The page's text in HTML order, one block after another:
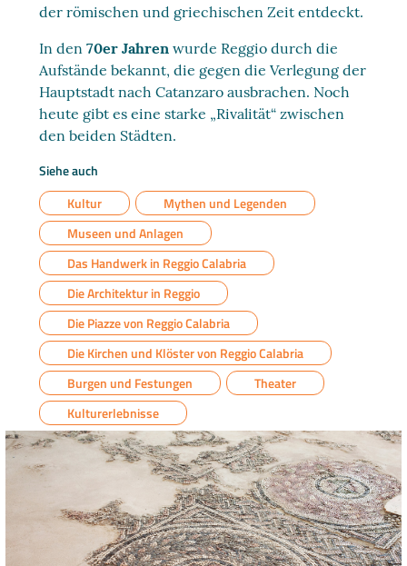
der römischen und griechischen Zeit entdeckt.
In den70er Jahren wurde Reggio durch die
Aufstände bekannt, die gegen die Verlegung der
Hauptstadt nach Catanzaro ausbrachen. Noch
heute gibt es eine starke „Rivalität“ zwischen
den beiden Städten.
Siehe auch
Kultur
Mythen und Legenden
Museen und Anlagen
Das Handwerk in Reggio Calabria
Die Architektur in Reggio
Die Piazze von Reggio Calabria
Die Kirchen und Klöster von Reggio Calabria
Burgen und Festungen
Theater
Kulturerlebnisse